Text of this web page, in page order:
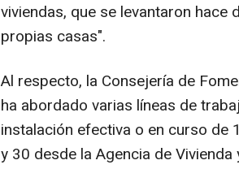
viviendas, que se levantaron hace
propias casas".
Al respecto, la Consejería de
ha abordado varias líneas de
instalación efectiva o en curso de
y 30 desde la Agencia de Vivienda